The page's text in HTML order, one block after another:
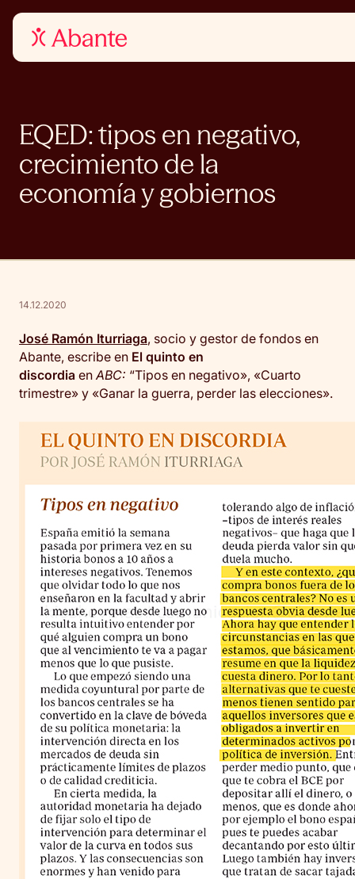
EQED: tipos en negativo,
crecimiento de la
economía y gobiernos
14.12.2020
José Ramón Iturriaga, socio y gestor de fondos en
Abante, escribe en El quinto en
discordia enABC: “Tipos en negativo», «Cuarto
trimestre» y «Ganar la guerra, perder las elecciones».